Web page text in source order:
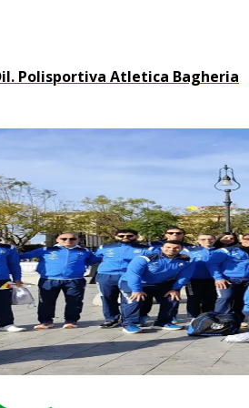
Polisportiva Atletica Bagheria